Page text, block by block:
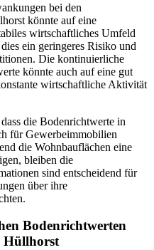
bei den
könnte auf eine
wirtschaftliches Umfeld
ein geringeres Risiko und
Die kontinuierliche
könnte auch auf eine gut
wirtschaftliche Aktivität
die Bodenrichtwerte in
für Gewerbeimmobilien
die Wohnbauflächen eine
bleiben die
sind entscheidend für
über ihre
Bodenrichtwerten
Hüllhorst